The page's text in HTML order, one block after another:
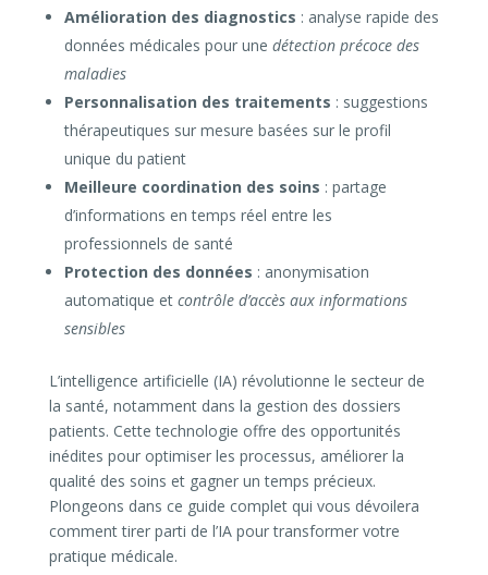
Amélioration des diagnostics : analyse rapide des
données médicales pour une détection précoce des
maladies
Personnalisation des traitements : suggestions
thérapeutiques sur mesure basées sur le profil
unique du patient
Meilleure coordination des soins : partage
d’informations en temps réel entre les
professionnels de santé
Protection des données : anonymisation
automatique et contrôle d’accès aux informations
sensibles
L’intelligence artificielle (IA) révolutionne le secteur de
la santé, notamment dans la gestion des dossiers
patients. Cette technologie offre des opportunités
inédites pour optimiser les processus, améliorer la
qualité des soins et gagner un temps précieux.
Plongeons dans ce guide complet qui vous dévoilera
comment tirer parti de l’IA pour transformer votre
pratique médicale.